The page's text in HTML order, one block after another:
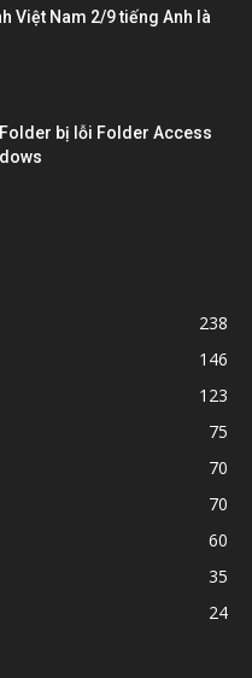
Việt Nam 2/9 tiếng Anh là
bị lỗi Folder Access
238
146
123
75
70
70
60
35
24